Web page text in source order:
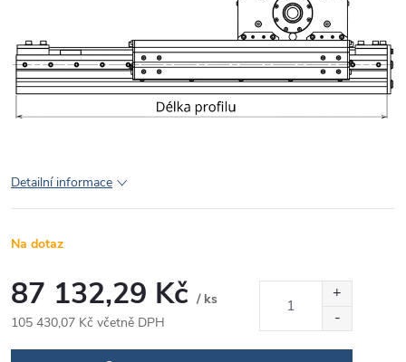
Detailní informace
Na dotaz
87 132,29 Kč / ks
105 430,07 Kč včetně DPH